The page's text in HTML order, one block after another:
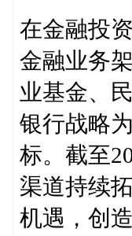
在金融投
金融业务
业基金、
银行战略
标。截至
渠道持续
机遇，创